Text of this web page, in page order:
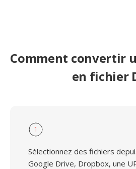
Comment convertir
en fichier
1
Sélectionnez des fichiers
Google Drive, Dropbox, une